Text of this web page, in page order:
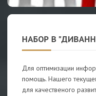
НАБОР В
Для оптимизации
помощь. Нашего
для качественого